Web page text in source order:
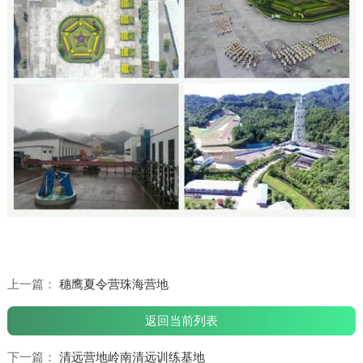
上一篇： 穗鹰夏令营珠海营地
返回当前列表
下一篇： 清远营地岭南清远训练基地